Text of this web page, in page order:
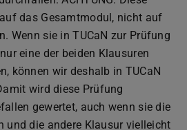
das Gesamtmodul, nicht auf
Wenn sie in TUCaN zur Prüfung
eine der beiden Klausuren
können wir deshalb in TUCaN
wird diese Prüfung
gewertet, auch wenn sie die
und die andere Klausur vielleicht